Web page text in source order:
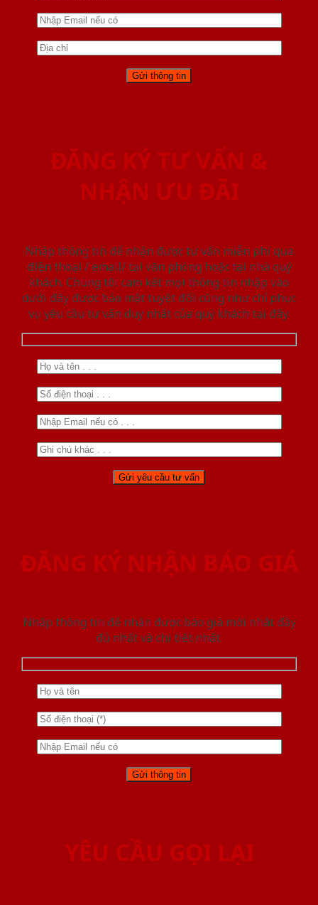
ĐĂNG KÝ TƯ VẤN &
NHẬN ƯU ĐÃI
Nhập thông tin để nhận được tư vấn miễn phí qua
điện thoại / email/ tại văn phòng hoặc tại nhà quý
khách. Chúng tôi cam kết mọi thông tin nhập vào
dưới đây được bảo mật tuyệt đối cũng như chỉ phục
vụ yêu cầu tư vấn duy nhất của quý khách tại đây.
ĐĂNG KÝ NHẬN BÁO GIÁ
Nhập thông tin để nhận được báo giá mới nhât đầy
đủ nhất và chi tiết nhất.
YÊU CẦU GỌI LẠI